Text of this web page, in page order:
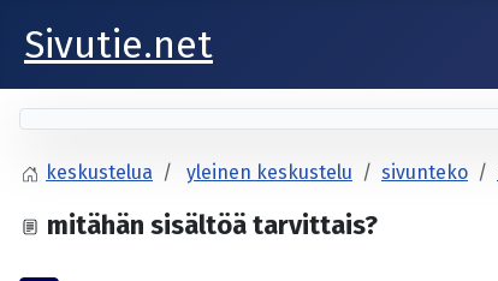
Sivutie.net
keskustelua yleinen keskustelu sivunteko
mitähän sisältöä tarvittais?